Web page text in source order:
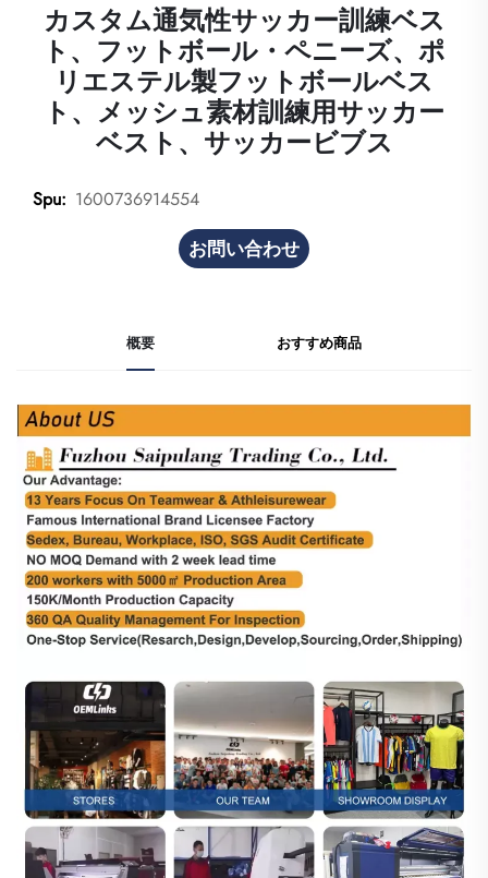
カスタム通気性サッカー訓練ベス
ト、フットボール・ペニーズ、ポ
リエステル製フットボールベス
ト、メッシュ素材訓練用サッカー
ベスト、サッカービブス
Spu: 1600736914554
お問い合わせ
概要 おすすめ商品